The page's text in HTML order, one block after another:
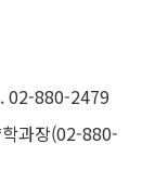
02-880-2479
과장(02-880-